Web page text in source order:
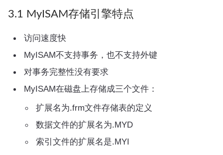
3.1 MyISAM存储引擎特点
访问速度快
MyISAM不支持事务，也不支持外键
对事务完整性没有要求
MyISAM在磁盘上存储成三个文件：
扩展名为.frm文件存储表的定义
数据文件的扩展名为.MYD
索引文件的扩展名是.MYI